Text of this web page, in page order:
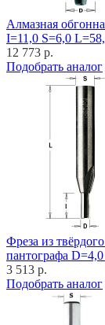
Алмазная
I=11,0 S=6,0
12 773 р.
Подобрать аналог
Фреза из
пантографа
3 513 р.
Подобрать аналог